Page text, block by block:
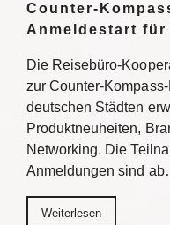
Counter-
Anmeldestart für
Die Reisebüro-
zur Counter-
deutschen Städten
Produktneuheiten,
Networking. Die
Anmeldungen sind
Weiterlesen